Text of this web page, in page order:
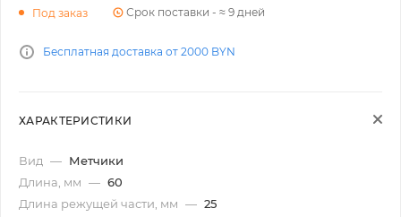
Под заказ Срок поставки - ≈ 9 дней
Бесплатная доставка от 2000 BYN
ХАРАКТЕРИСТИКИ
Вид — Метчики
Длина, мм — 60
Длина режущей части, мм — 25